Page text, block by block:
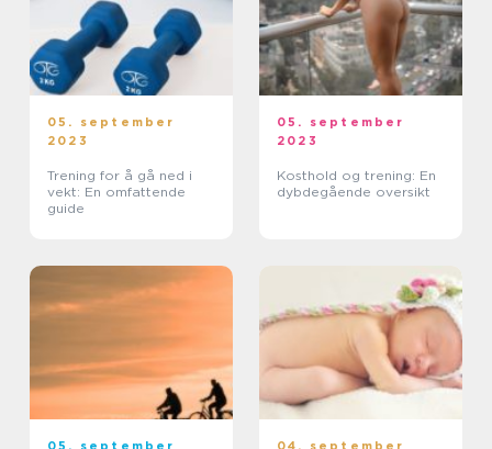
05. september
2023
Trening for å gå ned i
vekt: En omfattende
guide
05. september
2023
Kosthold og trening: En
dybdegående oversikt
05. september
04. september